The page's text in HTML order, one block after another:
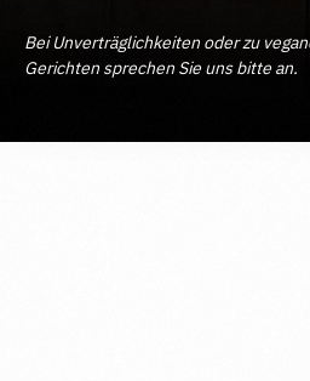
Bei Unverträglichkeiten oder zu
Gerichten sprechen Sie uns bitte an.